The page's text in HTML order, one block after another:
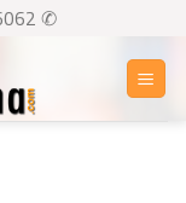
content
✆ 0553706062